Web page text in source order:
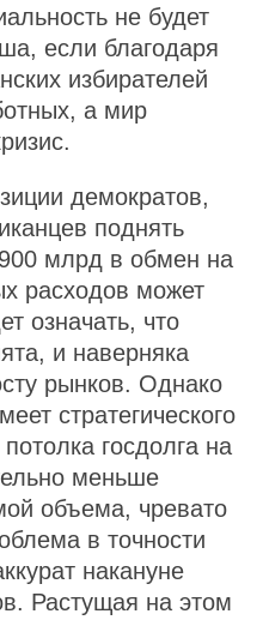
не будет
если благодаря
избирателей
а мир
демократов,
поднять
млрд в обмен на
расходов может
означать, что
и наверняка
рынков. Однако
стратегического
госдолга на
меньше
объема, чревато
в точности
накануне
Растущая на этом